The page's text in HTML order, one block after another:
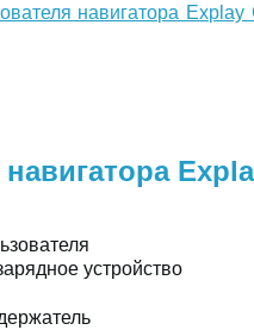
навигатора Explay
устройство